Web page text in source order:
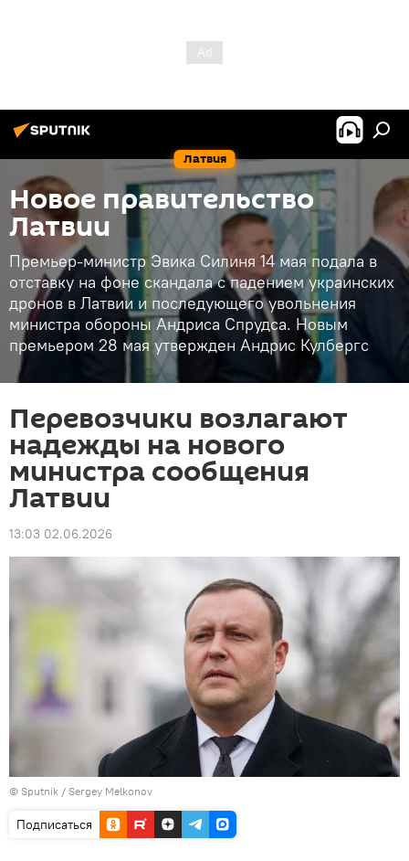
Латвия
Новое правительство
Латвии
Премьер-министр Эвика Силиня 14 мая подала в
отставку на фоне скандала с падением украинских
дронов в Латвии и последующего увольнения
министра обороны Андриса Спрудса. Новым
премьером 28 мая утвержден Андрис Кулбергс
Перевозчики возлагают
надежды на нового
министра сообщения
Латвии
13:03 02.06.2026
© Sputnik / Sergey Melkonov
Подписаться